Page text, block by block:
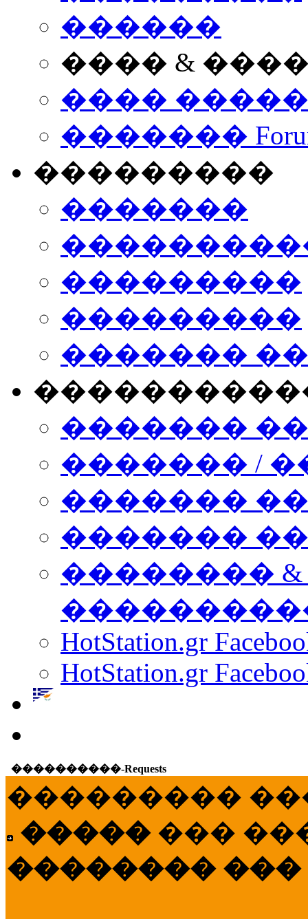
������
���� &
����
�������
���������
�������
���������
���������
�������
�������
������� /
�������
������� ���
��������
HotStation.gr
HotStation.gr
����������-Requests
���������
����� ���
�������� ���